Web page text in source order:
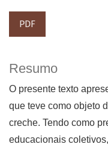
PDF
Resumo
O presente texto
que teve como objeto
creche. Tendo como
educacionais